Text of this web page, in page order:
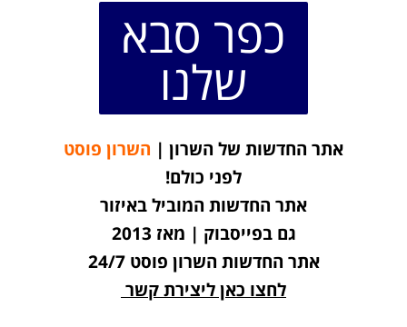
כפר סבא
שלנו
אתר החדשות של השרון | השרון פוסט
לפני כולם!
אתר החדשות המוביל באיזור
גם בפייסבוק | מאז 2013
אתר החדשות השרון פוסט 24/7
לחצו כאן ליצירת קשר